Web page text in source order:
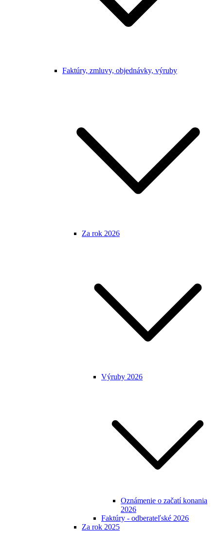
Faktúry, zmluvy, objednávky, výruby
Za rok 2026
Výruby 2026
Oznámenie o začatí konania
2026
Faktúry - odberateľské 2026
Za rok 2025